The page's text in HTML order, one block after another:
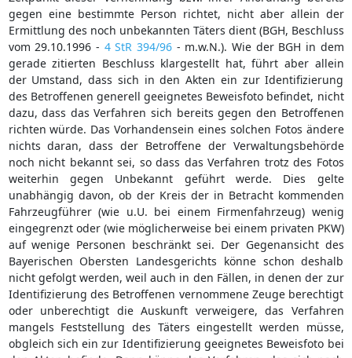
gegen eine bestimmte Person richtet, nicht aber allein der
Ermittlung des noch unbekannten Täters dient (BGH, Beschluss
vom 29.10.1996 - 4 StR 394/96- m.w.N.). Wie der BGH in dem
gerade zitierten Beschluss klargestellt hat, führt aber allein
der Umstand, dass sich in den Akten ein zur Identifizierung
des Betroffenen generell geeignetes Beweisfoto befindet, nicht
dazu, dass das Verfahren sich bereits gegen den Betroffenen
richten würde. Das Vorhandensein eines solchen Fotos ändere
nichts daran, dass der Betroffene der Verwaltungsbehörde
noch nicht bekannt sei, so dass das Verfahren trotz des Fotos
weiterhin gegen Unbekannt geführt werde. Dies gelte
unabhängig davon, ob der Kreis der in Betracht kommenden
Fahrzeugführer (wie u.U. bei einem Firmenfahrzeug) wenig
eingegrenzt oder (wie möglicherweise bei einem privaten PKW)
auf wenige Personen beschränkt sei. Der Gegenansicht des
Bayerischen Obersten Landesgerichts könne schon deshalb
nicht gefolgt werden, weil auch in den Fällen, in denen der zur
Identifizierung des Betroffenen vernommene Zeuge berechtigt
oder unberechtigt die Auskunft verweigere, das Verfahren
mangels Feststellung des Täters eingestellt werden müsse,
obgleich sich ein zur Identifizierung geeignetes Beweisfoto bei